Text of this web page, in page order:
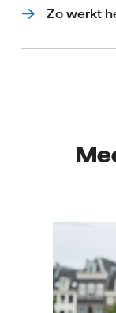
Zo werkt